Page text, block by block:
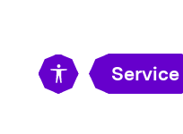
Service